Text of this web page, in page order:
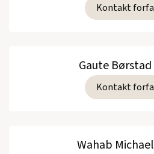
Kontakt
Gaute
Kontakt
Wahab